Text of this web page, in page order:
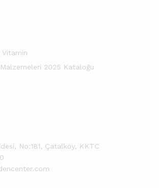
Vitamin
2025 Kataloğu
No:181, Çatalköy, KKTC